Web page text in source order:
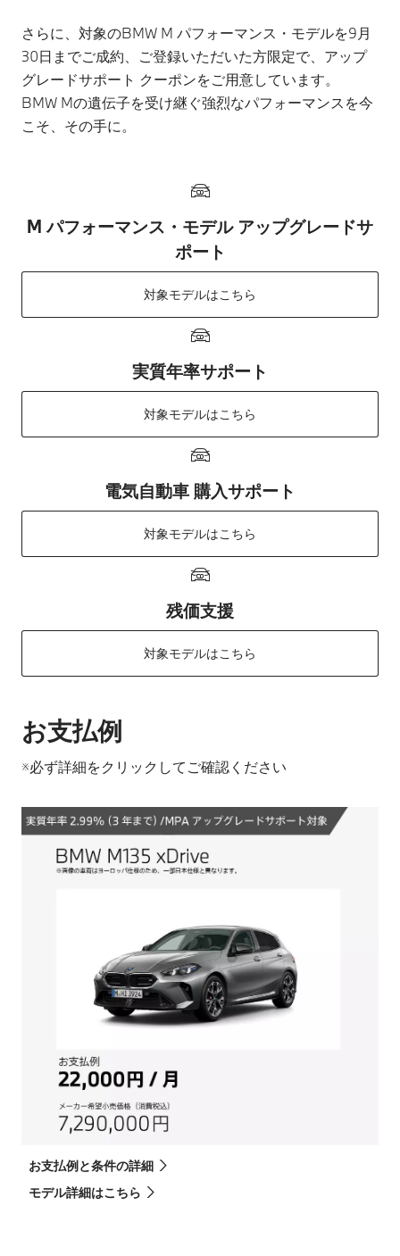
さらに、対象のBMW M パフォーマンス・モデルを9月
30日までご成約、ご登録いただいた方限定で、アップ
グレードサポート クーポンをご用意しています。
BMW Mの遺伝子を受け継ぐ強烈なパフォーマンスを今
こそ、その手に。
M パフォーマンス・モデル アップグレードサ
ポート
対象モデルはこちら
実質年率サポート
対象モデルはこちら
電気自動車 購入サポート
対象モデルはこちら
残価支援
対象モデルはこちら
お支払例
※必ず詳細をクリックしてご確認ください
お支払例と条件の詳細
モデル詳細はこちら